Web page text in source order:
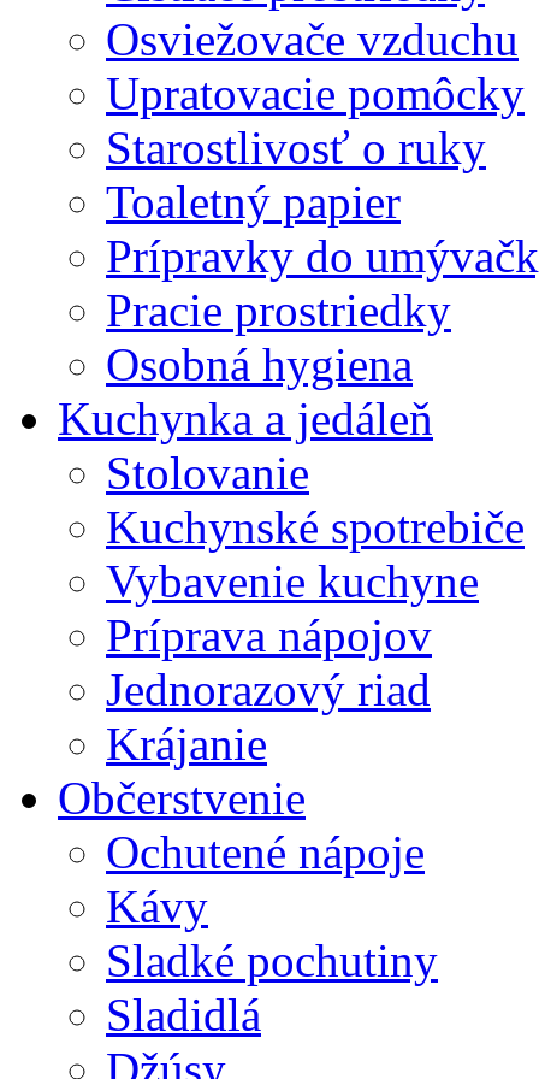
Osviežovače vzduchu
Upratovacie pomôcky
Starostlivosť o ruky
Toaletný papier
Prípravky do
Pracie prostriedky
Osobná hygiena
Kuchynka a jedáleň
Stolovanie
Kuchynské spotrebiče
Vybavenie kuchyne
Príprava nápojov
Jednorazový riad
Krájanie
Občerstvenie
Ochutené nápoje
Kávy
Sladké pochutiny
Sladidlá
Džúsy